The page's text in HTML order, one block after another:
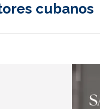
cubanos